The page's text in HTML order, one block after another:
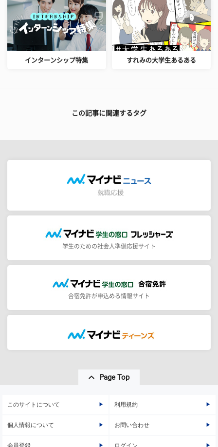
インターンシップ特集 すれみの大学生あるある
この記事に関連するタグ
学生のための社会人準備応援サイト
合宿免許が申込める情報サイト
Page Top
このサイトについて 利用規約
個人情報について お問い合わせ
会員登録 ログイン